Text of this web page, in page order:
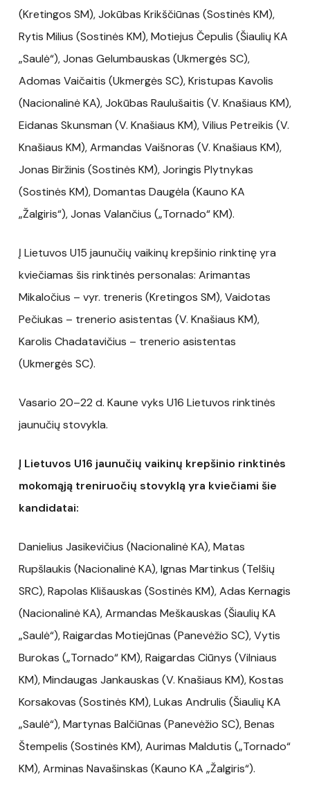
(Kretingos SM), Jokūbas Krikščiūnas (Sostinės KM),
Rytis Milius (Sostinės KM), Motiejus Čepulis (Šiaulių KA
„Saulė“), Jonas Gelumbauskas (Ukmergės SC),
Adomas Vaičaitis (Ukmergės SC), Kristupas Kavolis
(Nacionalinė KA), Jokūbas Raulušaitis (V. Knašiaus KM),
Eidanas Skunsman (V. Knašiaus KM), Vilius Petreikis (V.
Knašiaus KM), Armandas Vaišnoras (V. Knašiaus KM),
Jonas Biržinis (Sostinės KM), Joringis Plytnykas
(Sostinės KM), Domantas Daugėla (Kauno KA
„Žalgiris“), Jonas Valančius („Tornado“ KM).
Į Lietuvos U15 jaunučių vaikinų krepšinio rinktinę yra
kviečiamas šis rinktinės personalas: Arimantas
Mikaločius – vyr. treneris (Kretingos SM), Vaidotas
Pečiukas – trenerio asistentas (V. Knašiaus KM),
Karolis Chadatavičius – trenerio asistentas
(Ukmergės SC).
Vasario 20–22 d. Kaune vyks U16 Lietuvos rinktinės
jaunučių stovykla.
Į Lietuvos U16 jaunučių vaikinų krepšinio rinktinės
mokomąją treniruočių stovyklą yra kviečiami šie
kandidatai:
Danielius Jasikevičius (Nacionalinė KA), Matas
Rupšlaukis (Nacionalinė KA), Ignas Martinkus (Telšių
SRC), Rapolas Klišauskas (Sostinės KM), Adas Kernagis
(Nacionalinė KA), Armandas Meškauskas (Šiaulių KA
„Saulė“), Raigardas Motiejūnas (Panevėžio SC), Vytis
Burokas („Tornado“ KM), Raigardas Ciūnys (Vilniaus
KM), Mindaugas Jankauskas (V. Knašiaus KM), Kostas
Korsakovas (Sostinės KM), Lukas Andrulis (Šiaulių KA
„Saulė“), Martynas Balčiūnas (Panevėžio SC), Benas
Štempelis (Sostinės KM), Aurimas Maldutis („Tornado“
KM), Arminas Navašinskas (Kauno KA „Žalgiris“).